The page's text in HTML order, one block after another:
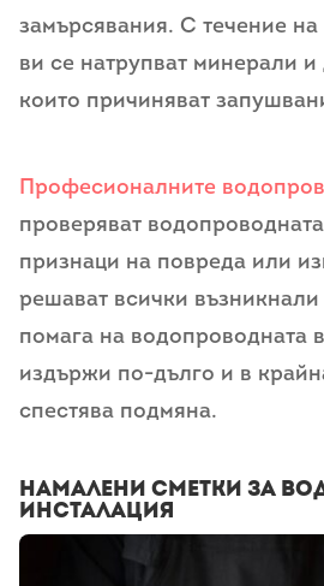
замърсявания. С течение на
ви се натрупват минерали и
които причиняват
Професионалните
проверяват
признаци на повреда или
решават всички
помага на водопроводната
издържи по-дълго и в
спестява подмяна.
Намалени сметки за
инсталация